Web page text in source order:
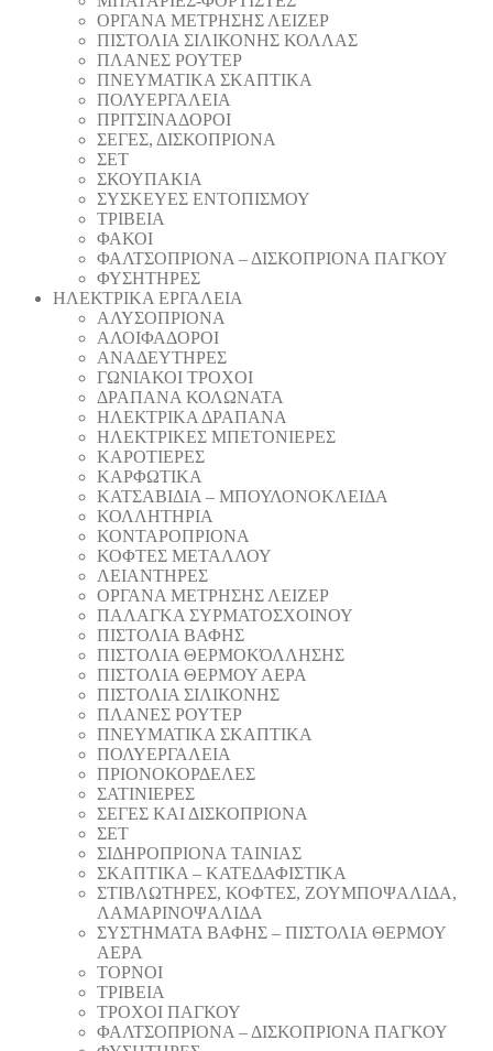
ΟΡΓΑΝΑ ΜΕΤΡΗΣΗΣ ΛΕΙΖΕΡ
ΠΙΣΤΟΛΙA ΣΙΛΙΚΟΝΗΣ ΚΟΛΛΑΣ
ΠΛΑΝΕΣ ΡΟΥΤΕΡ
ΠΝΕΥΜΑΤΙΚΑ ΣΚΑΠΤΙΚΑ
ΠΟΛΥΕΡΓΑΛΕΙΑ
ΠΡΙΤΣΙΝΑΔΟΡΟΙ
ΣΕΓΕΣ, ΔΙΣΚΟΠΡΙΟΝΑ
ΣΕΤ
ΣΚΟΥΠΑΚΙΑ
ΣΥΣΚΕΥΕΣ ΕΝΤΟΠΙΣΜΟΥ
ΤΡΙΒΕΙΑ
ΦΑΚΟΙ
ΦΑΛΤΣΟΠΡΙΟΝΑ – ΔΙΣΚΟΠΡΙΟΝΑ ΠΑΓΚΟΥ
ΦΥΣΗΤΗΡΕΣ
ΗΛΕΚΤΡΙΚΑ ΕΡΓΑΛΕΙΑ
AΛΥΣΟΠΡΙΟΝΑ
ΑΛΟΙΦΑΔOΡΟI
ΑΝΑΔΕΥΤΗΡΕΣ
ΓΩΝΙΑΚΟΙ ΤΡΟΧΟΙ
ΔΡΑΠΑΝΑ ΚΟΛΩΝΑΤΑ
ΗΛΕΚΤΡΙΚΑ ΔΡΑΠΑΝΑ
ΗΛΕΚΤΡΙΚΕΣ ΜΠΕΤΟΝΙΕΡΕΣ
ΚΑΡΟΤΙΕΡΕΣ
ΚΑΡΦΩΤΙΚΑ
ΚΑΤΣΑΒΙΔΙΑ – ΜΠΟΥΛΟΝΟΚΛΕΙΔΑ
ΚΟΛΛΗΤΗΡΙΑ
ΚΟΝΤΑΡΟΠΡΙΟΝΑ
ΚΟΦΤΕΣ ΜΕΤΑΛΛΟΥ
ΛΕΙΑΝΤΗΡEΣ
ΟΡΓΑΝΑ ΜΕΤΡΗΣΗΣ ΛΕΙΖΕΡ
ΠΑΛΑΓΚΑ ΣΥΡΜΑΤΟΣΧΟΙΝΟΥ
ΠΙΣΤΟΛΙΑ ΒΑΦΗΣ
ΠΙΣΤΟΛΙΑ ΘΕΡΜΟΚΌΛΛΗΣΗΣ
ΠΙΣΤΟΛΙΑ ΘΕΡΜΟΥ ΑΕΡΑ
ΠΙΣΤΟΛΙΑ ΣΙΛΙΚΟΝΗΣ
ΠΛΑΝΕΣ ΡΟΥΤΕΡ
ΠΝΕΥΜΑΤΙΚΑ ΣΚΑΠΤΙΚΑ
ΠΟΛΥΕΡΓΑΛΕΙΑ
ΠΡΙΟΝΟΚΟΡΔΕΛΕΣ
ΣΑΤΙΝΙΕΡΕΣ
ΣΕΓΕΣ ΚΑΙ ΔΙΣΚΟΠΡΙΟΝΑ
ΣΕΤ
ΣΙΔΗΡΟΠΡΙΟΝΑ ΤΑΙΝΙΑΣ
ΣΚΑΠΤΙΚΑ – ΚΑΤΕΔΑΦΙΣΤΙΚΑ
ΣΤΙΒΛΩΤΗΡΕΣ, ΚΟΦΤΕΣ, ΖΟΥΜΠΟΨΑΛΙΔΑ,
ΛΑΜΑΡΙΝΟΨΑΛΙΔΑ
ΣΥΣΤΗΜΑΤΑ ΒΑΦΗΣ – ΠΙΣΤΟΛΙΑ ΘΕΡΜΟΥ
ΑΕΡΑ
ΤΟΡΝΟΙ
ΤΡΙΒΕΙΑ
ΤΡΟΧΟΙ ΠΑΓΚΟΥ
ΦΑΛΤΣΟΠΡΙΟΝΑ – ΔΙΣΚΟΠΡΙΟΝΑ ΠΑΓΚΟΥ